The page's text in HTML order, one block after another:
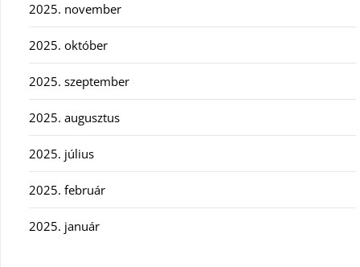
2025. november
2025. október
2025. szeptember
2025. augusztus
2025. július
2025. február
2025. január